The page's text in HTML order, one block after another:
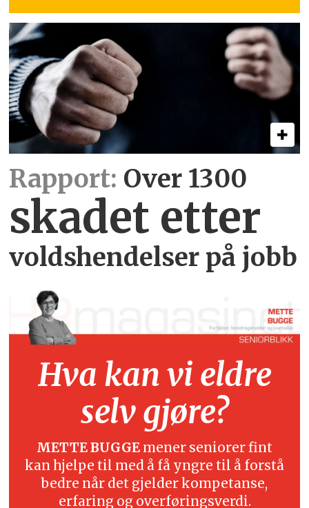
Rapport: Over 1300
skadet etter
voldshendelser på jobb
Hva kan vi eldre
selv gjøre?
METTE BUGGE mener seniorer fint
kan hjelpe til med å få yngre til å forstå
bedre når det gjelder kompetanse,
erfaring og overføringsverdi.